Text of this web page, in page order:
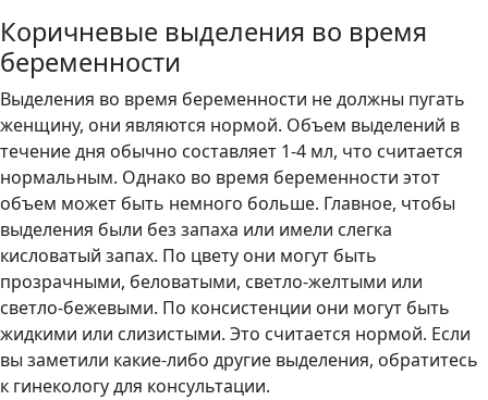
Коричневые выделения во время
беременности
Выделения во время беременности не должны пугать
женщину, они являются нормой. Объем выделений в
течение дня обычно составляет 1-4 мл, что считается
нормальным. Однако во время беременности этот
объем может быть немного больше. Главное, чтобы
выделения были без запаха или имели слегка
кисловатый запах. По цвету они могут быть
прозрачными, беловатыми, светло-желтыми или
светло-бежевыми. По консистенции они могут быть
жидкими или слизистыми. Это считается нормой. Если
вы заметили какие-либо другие выделения, обратитесь
к гинекологу для консультации.